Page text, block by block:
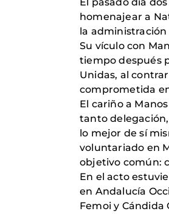
El pasado día
homenajear a
la
Su vículo con
tiempo después
Unidas, al
comprometida
El cariño a
tanto
lo mejor de sí
voluntariado en
objetivo común:
En el acto
en Andalucía
Femoi y